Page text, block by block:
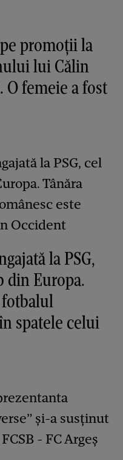
promoții la
lui Călin
femeie a fost
la PSG,
din Europa.
fotbalul
spatele celui